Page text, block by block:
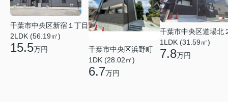
千葉市中央区新宿１丁目
2LDK (56.19㎡)
15.5万円
千葉市中央区浜野町
1DK (28.02㎡)
6.7万円
千葉市中央区道場北
1LDK (31.59㎡)
7.8万円